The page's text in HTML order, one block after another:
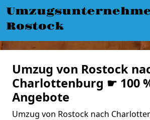
Rostock
Umzug von Rostock
Charlottenburg ☛ 100
Angebote
Umzug von Rostock nach